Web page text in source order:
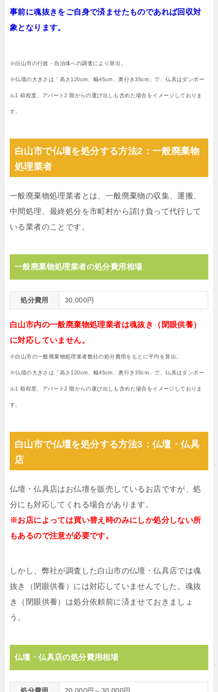
事前に魂抜きをご自身で済ませたものであれば回収対
象となります。
※白山市の行政・自治体への調査により算出。
※仏壇の大きさは「高さ120cm、幅45cm、奥行き35cm」で、仏具はダンボー
ル1 箱程度、アパート2 階からの運び出しも含めた場合をイメージしておりま
す。
白山市で仏壇を処分する方法2：一般廃棄物
処理業者
一般廃棄物処理業者とは、一般廃棄物の収集、運搬、
中間処理、最終処分を市町村から請け負って代行して
いる業者のことです。
一般廃棄物処理業者の処分費用相場
処分費用 30,000円
白山市内の一般廃棄物処理業者は魂抜き（閉眼供養）
に対応していません。
※白山市の一般廃棄物処理業者数社の処分費用をもとに平均を算出。
※仏壇の大きさは「高さ120cm、幅45cm、奥行き35cm」で、仏具はダンボー
ル1 箱程度、アパート2 階からの運び出しも含めた場合をイメージしておりま
す。
白山市で仏壇を処分する方法3：仏壇・仏具
店
仏壇・仏具店はお仏壇を販売しているお店ですが、処
分にも対応してくれる場合があります。
※お店によっては買い替え時のみにしか処分しない所
もあるので注意が必要です。
しかし、弊社が調査した白山市の仏壇・仏具店では魂
抜き（閉眼供養）には対応していませんでした。魂抜
き（閉眼供養）は処分依頼前に済ませておきましょ
う。
仏壇・仏具店の処分費用相場